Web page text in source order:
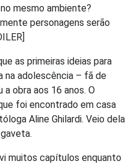
mesmo ambiente?
personagens serão
as primeiras ideias para
na adolescência – fã de
obra aos 16 anos. O
foi encontrado em casa
Aline Ghilardi. Veio dela
muitos capítulos enquanto